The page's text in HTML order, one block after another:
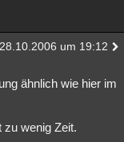
28.10.2006 um 19:12
ähnlich wie hier im
zu wenig Zeit.